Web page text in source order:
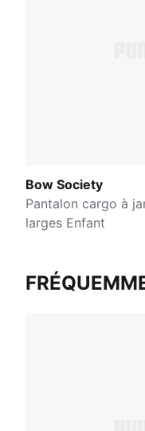
Bow Society
Pantalon cargo à
larges Enfant